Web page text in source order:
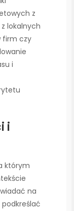
z
lokalnych
firm czy
i
i
którym
na